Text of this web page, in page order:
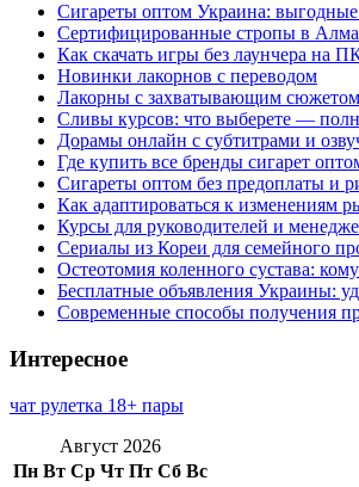
Сигареты оптом Украина: выгодные
Сертифицированные стропы в
Как скачать игры без лаунчера на
Новинки лакорнов с переводом
Лакорны с захватывающим сюжетом
Сливы курсов: что выберете —
Дорамы онлайн с субтитрами и
Где купить все бренды сигарет
Сигареты оптом без предоплаты и
Как адаптироваться к изменениям
Курсы для руководителей и
Сериалы из Кореи для семейного
Остеотомия коленного сустава:
Бесплатные объявления Украины:
Современные способы получения
Интересное
чат рулетка 18+ пары
Август 2026
Пн Вт Ср Чт Пт Сб Вс